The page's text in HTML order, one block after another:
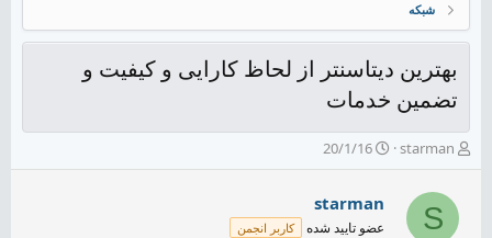
شبکه
بهترین دیتاسنتر از لحاظ کارایی و کیفیت و
تضمین خدمات
ش
ر
ع
starman
ت
ا
ی
خ
20/1/16
S
starman
عضو تایید شده کاربر انجمن